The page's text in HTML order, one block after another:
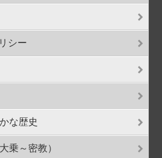
シー
な歴史
乗～密教）